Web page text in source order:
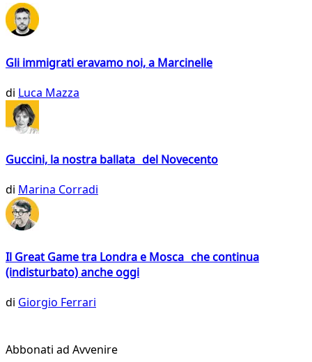
Gli immigrati eravamo noi, a Marcinelle
di Luca Mazza
Guccini, la nostra ballata del Novecento
di Marina Corradi
Il Great Game tra Londra e Mosca che continua
(indisturbato) anche oggi
di Giorgio Ferrari
Abbonati ad Avvenire